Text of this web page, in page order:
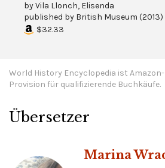
byVila Llonch, Elisenda
published by British Museum (2013)
$32.33
World History Encyclopedia ist
Provision für qualifizierende Buchkäufe.
Übersetzer
Marina